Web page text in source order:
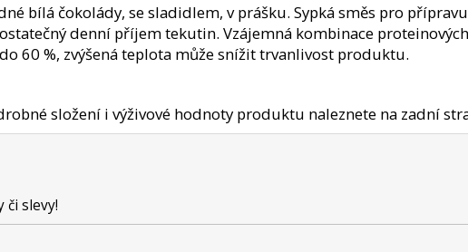
bílá čokolá­dy, se sladidlem, v prášku. Sypká směs pro
denní příjem tekutin. Vzájemná kombinace
60 %, zvýšená teplota může snížit trvan­livost produktu.
složení i výživové hodnoty produktu naleznete na zadní
či slevy!